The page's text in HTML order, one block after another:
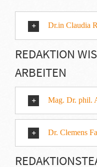
Dr.in Claudia
REDAKTION
ARBEITEN
Mag. Dr. phil.
Dr. Clemens